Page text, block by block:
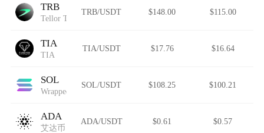
TRB
Tellor Tributes
TRB/USDT $148.00 $115.00
TIA
TIA
TIA/USDT $17.76 $16.64
SOL
Wrapped Solana
SOL/USDT $108.25 $100.21
ADA
艾达币
ADA/USDT $0.61 $0.57